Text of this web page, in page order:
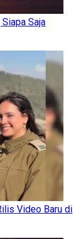
Saja
Video Baru di